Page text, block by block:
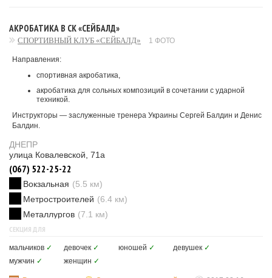
АКРОБАТИКА В СК «СЕЙБАЛД»
СПОРТИВНЫЙ КЛУБ «СЕЙБАЛД» 1 ФОТО
Направления:
спортивная акробатика,
акробатика для сольных композиций в сочетании с ударной
техникой.
Инструкторы — заслуженные тренера Украины Сергей Балдин и Денис
Балдин.
ДНЕПР
улица Ковалевской, 71а
(067) 522-25-22
Вокзальная (5.5 км)
Метростроителей (6.4 км)
Металлургов (7.1 км)
СЕКЦИЯ ДЛЯ
мальчиков ✓ девочек ✓ юношей ✓ девушек ✓
мужчин ✓ женщин ✓